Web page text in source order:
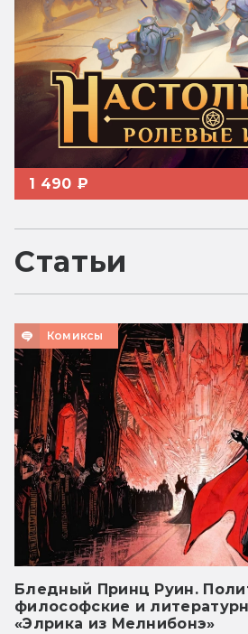
1 490 ₽
Статьи
Комиксы
Бледный Принц Руин.
философские и
«Элрика из Мелнибонэ»